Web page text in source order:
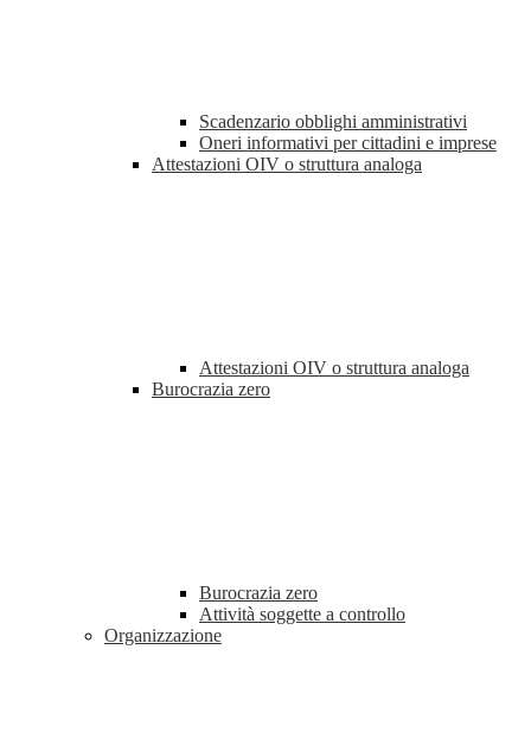
Scadenzario obblighi amministrativi
Oneri informativi per cittadini e imprese
Attestazioni OIV o struttura analoga
Attestazioni OIV o struttura analoga
Burocrazia zero
Burocrazia zero
Attività soggette a controllo
Organizzazione